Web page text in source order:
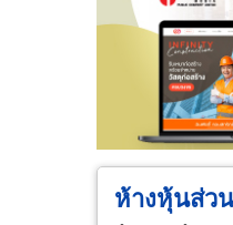
ขายส่ง
ห้างหุ้นส่ว